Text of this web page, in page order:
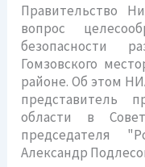
Правительство
вопрос
безопасности
Гомзовского
районе. Об этом
представитель
области в
председателя
Александр